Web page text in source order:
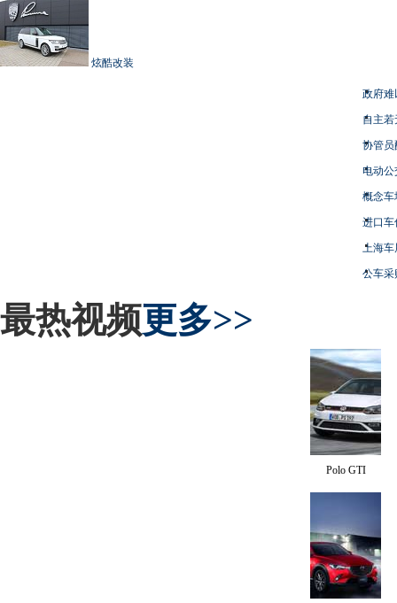
炫酷改装
政府难
自主
协管员
电动
概念车
进口车
上海
公车采
最热视频更多>>
Polo GTI